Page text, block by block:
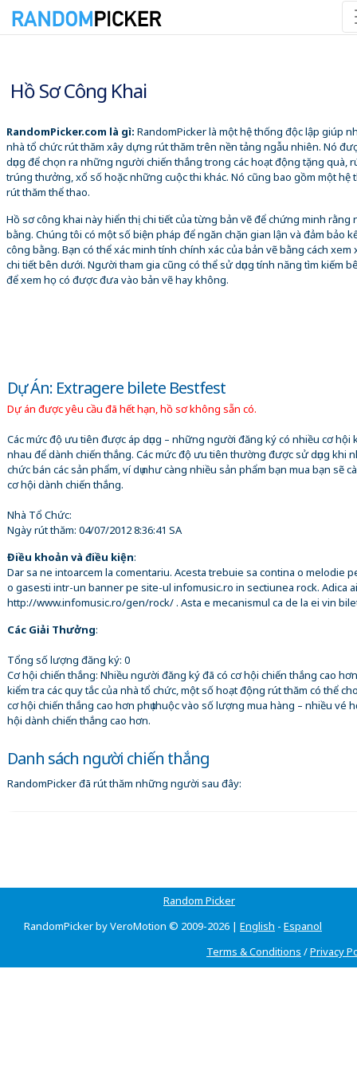
Hồ Sơ Công Khai
RandomPicker.com là gì: RandomPicker là một hệ thống độc lập giúp
nhà tổ chức rút thăm xây dựng rút thăm trên nền tảng ngẫu nhiên. Nó
dụng để chọn ra những người chiến thắng trong các hoạt động tặng quà,
trúng thưởng, xổ số hoặc những cuộc thi khác. Nó cũng bao gồm một hệ
rút thăm thể thao.
Hồ sơ công khai này hiển thị chi tiết của từng bản vẽ để chứng minh rằng
bằng. Chúng tôi có một số biện pháp để ngăn chặn gian lận và đảm bảo
công bằng. Bạn có thể xác minh tính chính xác của bản vẽ bằng cách xem
chi tiết bên dưới. Người tham gia cũng có thể sử dụng tính năng tìm kiếm
để xem họ có được đưa vào bản vẽ hay không.
Dự Án: Extragere bilete Bestfest
Dự án được yêu cầu đã hết hạn, hồ sơ không sẵn có.
Các mức độ ưu tiên được áp dụng – những người đăng ký có nhiều cơ hội
nhau để dành chiến thắng. Các mức độ ưu tiên thường được sử dụng khi
chức bán các sản phẩm, ví dụ như càng nhiều sản phẩm bạn mua bạn sẽ
cơ hội dành chiến thắng.
Nhà Tổ Chức:
Ngày rút thăm: 04/07/2012 8:36:41 SA
Điều khoản và điều kiện:
Dar sa ne intoarcem la comentariu. Acesta trebuie sa contina o melodie
o gasesti intr-un banner pe site-ul infomusic.ro in sectiunea rock. Adica
http://www.infomusic.ro/gen/rock/ . Asta e mecanismul ca de la ei vin
Các Giải Thưởng:
Tổng số lượng đăng ký: 0
Cơ hội chiến thắng: Nhiều người đăng ký đã có cơ hội chiến thắng cao
kiểm tra các quy tắc của nhà tổ chức, một số hoạt động rút thăm có thể
cơ hội chiến thắng cao hơn phụ thuộc vào số lượng mua hàng – nhiều vé
hội dành chiến thắng cao hơn.
Danh sách người chiến thắng
RandomPicker đã rút thăm những người sau đây:
Random Picker
RandomPicker by VeroMotion © 2009-2026 | English - Espanol
Terms & Conditions /Privacy